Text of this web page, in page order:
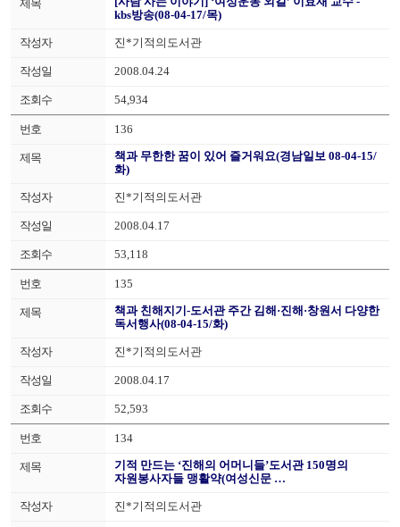
kbs방송(08-04-17/목)
진*기적의도서관
2008.04.24
54,934
136
책과 무한한 꿈이 있어 즐거워요(경남일보 08-04-15/
화)
진*기적의도서관
2008.04.17
53,118
135
책과 친해지기-도서관 주간 김해·진해·창원서 다양한
독서행사(08-04-15/화)
진*기적의도서관
2008.04.17
52,593
134
기적 만드는 ‘진해의 어머니들’도서관 150명의
자원봉사자들 맹활약(여성신문 …
진*기적의도서관